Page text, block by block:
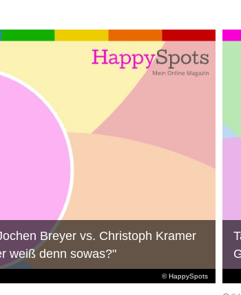
© HappySpots
Breyer vs. Christoph Kramer
weiß denn sowas?"